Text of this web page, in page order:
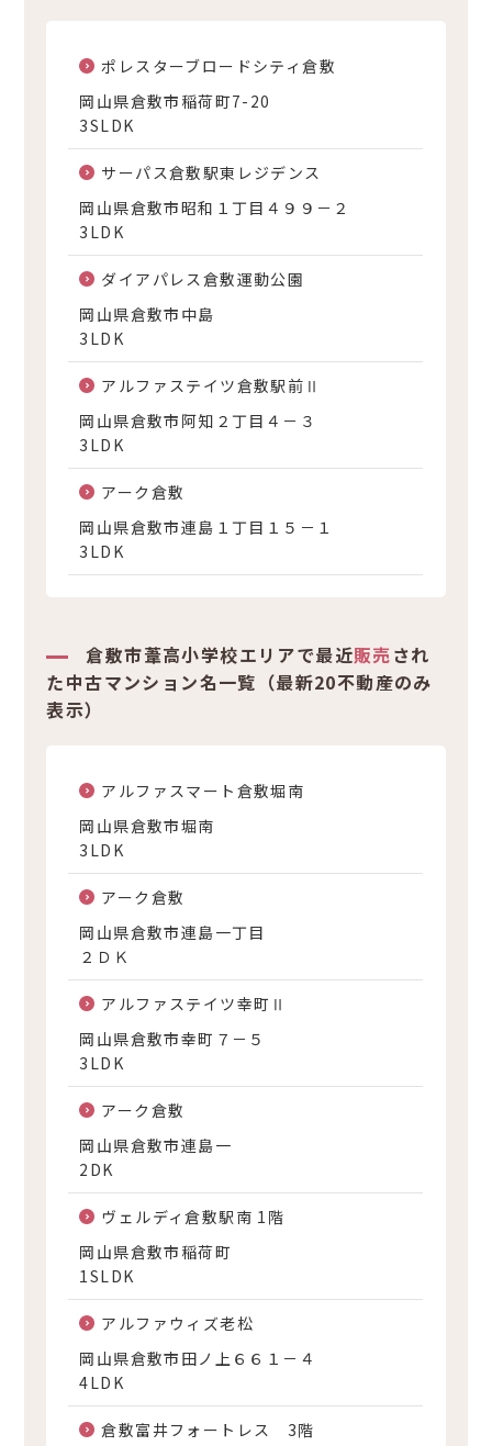
ポレスターブロードシティ倉敷
岡山県倉敷市稲荷町7-20
3SLDK
サーパス倉敷駅東レジデンス
岡山県倉敷市昭和１丁目４９９－２
3LDK
ダイアパレス倉敷運動公園
岡山県倉敷市中島
3LDK
アルファステイツ倉敷駅前Ⅱ
岡山県倉敷市阿知２丁目４－３
3LDK
アーク倉敷
岡山県倉敷市連島１丁目１５－１
3LDK
倉敷市葦高小学校エリアで最近販売され
た中古マンション名一覧（最新20不動産のみ
表示）
アルファスマート倉敷堀南
岡山県倉敷市堀南
3LDK
アーク倉敷
岡山県倉敷市連島一丁目
２ＤＫ
アルファステイツ幸町Ⅱ
岡山県倉敷市幸町７－５
3LDK
アーク倉敷
岡山県倉敷市連島一
2DK
ヴェルディ倉敷駅南 1階
岡山県倉敷市稲荷町
1SLDK
アルファウィズ老松
岡山県倉敷市田ノ上６６１－４
4LDK
倉敷富井フォートレス 3階